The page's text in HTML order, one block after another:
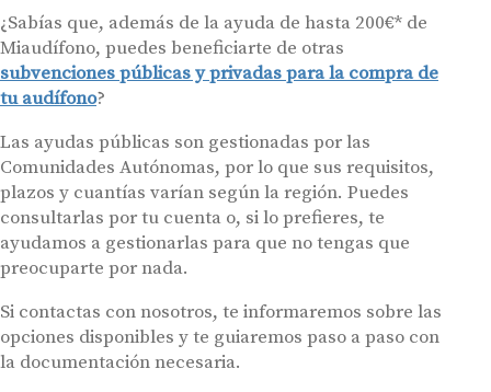
¿Sabías que, además de la ayuda de hasta 200€* de
Miaudífono, puedes beneficiarte de otras
subvenciones públicas y privadas para la compra de
tu audífono?
Las ayudas públicas son gestionadas por las
Comunidades Autónomas, por lo que sus requisitos,
plazos y cuantías varían según la región. Puedes
consultarlas por tu cuenta o, si lo prefieres, te
ayudamos a gestionarlas para que no tengas que
preocuparte por nada.
Si contactas con nosotros, te informaremos sobre las
opciones disponibles y te guiaremos paso a paso con
la documentación necesaria.